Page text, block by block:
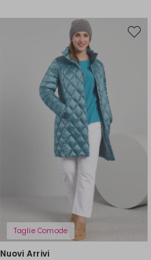
Taglie Comode
Nuovi Arrivi